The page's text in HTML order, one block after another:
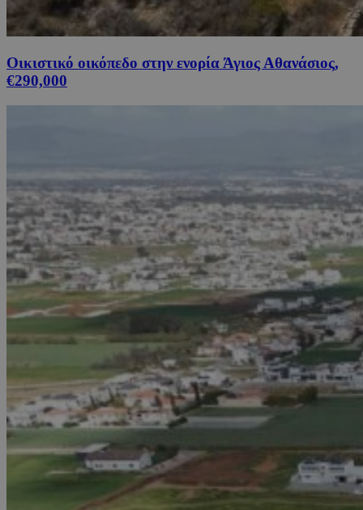
Οικιστικό οικόπεδο στην ενορία Άγιος Αθανάσιος,
€290,000